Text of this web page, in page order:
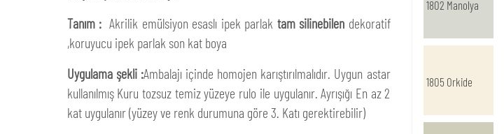
Tanım : Akrilik emülsiyon esaslı ipek parlak tam silinebilen dekoratif
,koruyucu ipek parlak son kat boya
Uygulama şekli :Ambalajı içinde homojen karıştırılmalıdır. Uygun astar
kullanılmış Kuru tozsuz temiz yüzeye rulo ile uygulanır. Ayrışığı En az 2
kat uygulanır (yüzey ve renk durumuna göre 3. Katı gerektirebilir)
1802 Manolya
1805 Orkide